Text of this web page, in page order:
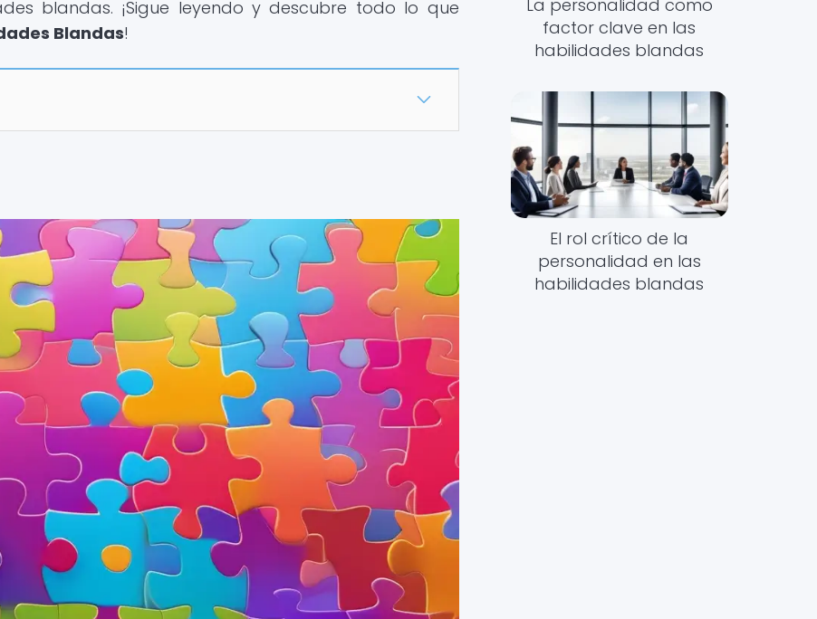
blandas. ¡Sigue leyendo y descubre todo lo que
Blandas!
La personalidad como
factor clave en las
habilidades blandas
El rol crítico de la
personalidad en las
habilidades blandas